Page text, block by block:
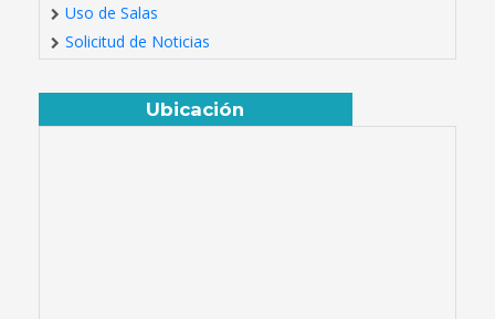
Uso de Salas
Solicitud de Noticias
Ubicación